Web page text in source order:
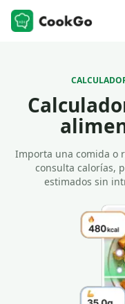
Importa una comida o
consulta calorías,
estimados sin